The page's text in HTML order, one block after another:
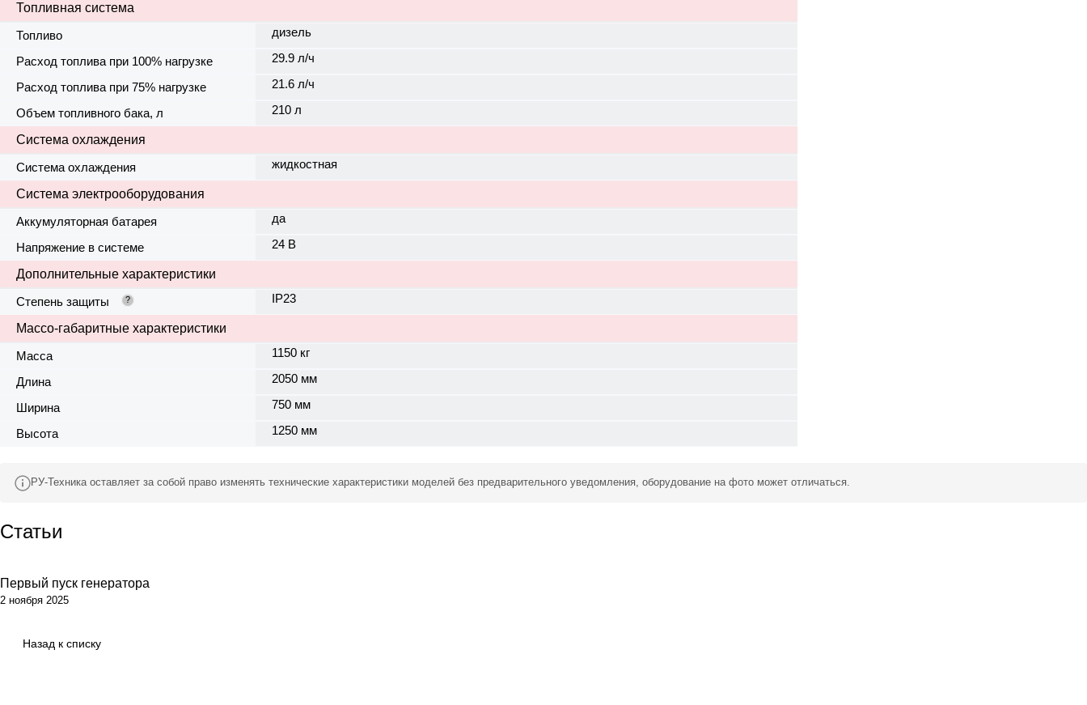
Топливная система
Топливо
дизель
Расход топлива при 100% нагрузке 29.9 л/ч
Расход топлива при 75% нагрузке 21.6 л/ч
Объем топливного бака, л 210 л
Система охлаждения
Система охлаждения
жидкостная
Система электрооборудования
Аккумуляторная батарея
да
Напряжение в системе 24 В
Дополнительные характеристики
Степень защиты
? IP23
Массо-габаритные характеристики
Масса
1150 кг
Длина 2050 мм
Ширина 750 мм
Высота 1250 мм
РУ-Техника оставляет за собой право изменять технические характеристики моделей без предварительного уведомления, оборудование на фото может отличаться.
Статьи
Обсуживание
Первый пуск генератора
2 ноября 2025
Назад к списку